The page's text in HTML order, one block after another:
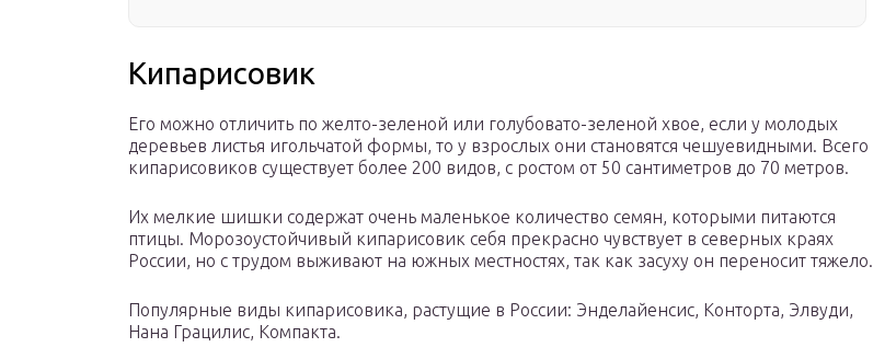
Кипарисовик
Его можно отличить по желто-зеленой или голубовато-зеленой хвое, если у молодых
деревьев листья игольчатой формы, то у взрослых они становятся чешуевидными. Всего
кипарисовиков существует более 200 видов, с ростом от 50 сантиметров до 70 метров.
Их мелкие шишки содержат очень маленькое количество семян, которыми питаются
птицы. Морозоустойчивый кипарисовик себя прекрасно чувствует в северных краях
России, но с трудом выживают на южных местностях, так как засуху он переносит тяжело.
Популярные виды кипарисовика, растущие в России: Энделайенсис, Конторта, Элвуди,
Нана Грацилис, Компакта.